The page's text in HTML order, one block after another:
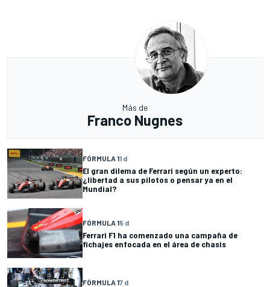
Más de
Franco Nugnes
FÓRMULA 11 d
El gran dilema de Ferrari según un experto:
¿libertad a sus pilotos o pensar ya en el
Mundial?
FÓRMULA 15 d
Ferrari F1 ha comenzado una campaña de
fichajes enfocada en el área de chasis
FÓRMULA 17 d